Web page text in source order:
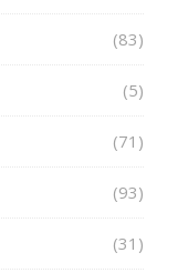
(83)
(5)
(71)
(93)
(31)